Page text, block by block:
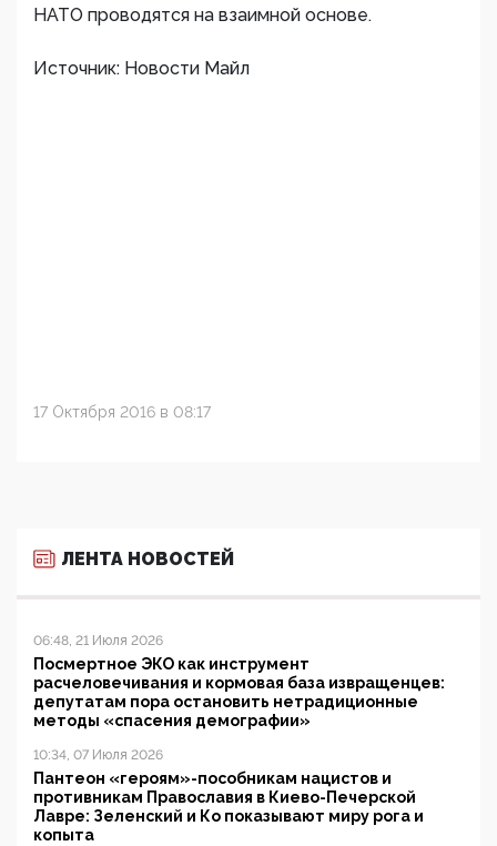
НАТО проводятся на взаимной основе.
Источник: Новости Майл
17 Октября 2016 в 08:17
ЛЕНТА НОВОСТЕЙ
06:48, 21 Июля 2026
Посмертное ЭКО как инструмент
расчеловечивания и кормовая база извращенцев:
депутатам пора остановить нетрадиционные
методы «спасения демографии»
10:34, 07 Июля 2026
Пантеон «героям»-пособникам нацистов и
противникам Православия в Киево-Печерской
Лавре: Зеленский и Ко показывают миру рога и
копыта